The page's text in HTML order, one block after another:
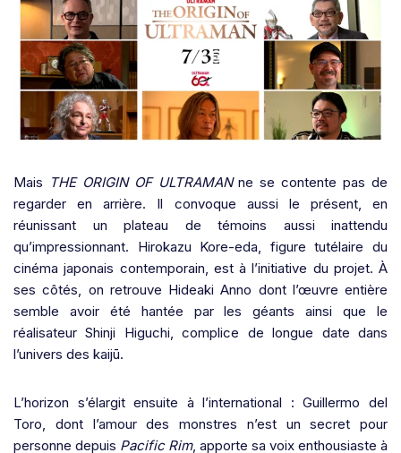
Mais THE ORIGIN OF ULTRAMANne se contente pas de
regarder en arrière. Il convoque aussi le présent, en
réunissant un plateau de témoins aussi inattendu
qu’impressionnant. Hirokazu Kore-eda, figure tutélaire du
cinéma japonais contemporain, est à l’initiative du projet. À
ses côtés, on retrouve Hideaki Anno dont l’œuvre entière
semble avoir été hantée par les géants ainsi que le
réalisateur Shinji Higuchi, complice de longue date dans
l’univers des kaijū.
L’horizon s’élargit ensuite à l’international : Guillermo del
Toro, dont l’amour des monstres n’est un secret pour
personne depuis Pacific Rim, apporte sa voix enthousiaste à